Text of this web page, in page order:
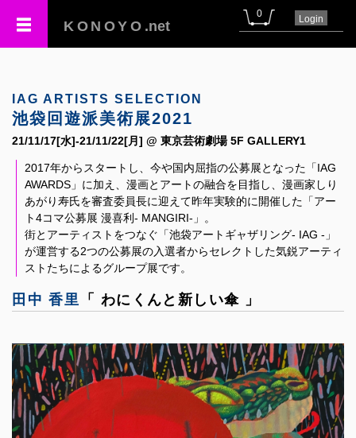
KONOYO .net
0 Login
IAG ARTISTS SELECTION
池袋回遊派美術展2021
21/11/17[水]-21/11/22[月] @ 東京芸術劇場 5F GALLERY1
2017年からスタートし、今や国内屈指の公募展となった「IAG
AWARDS」に加え、漫画とアートの融合を目指し、漫画家しり
あがり寿氏を審査委員長に迎えて昨年実験的に開催した「アー
ト4コマ公募展 漫喜利- MANGIRI-」。
街とアーティストをつなぐ「池袋アートギャザリング- IAG -」
が運営する2つの公募展の入選者からセレクトした気鋭アーティ
ストたちによるグループ展です。
田中 香里 「 わにくんと新しい傘 」